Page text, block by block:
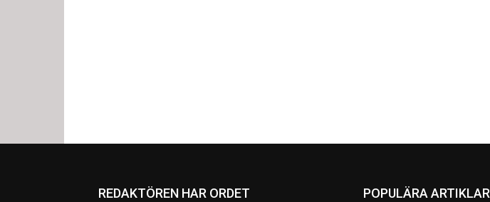
REDAKTÖREN HAR ORDET POPULÄRA ARTIKLAR